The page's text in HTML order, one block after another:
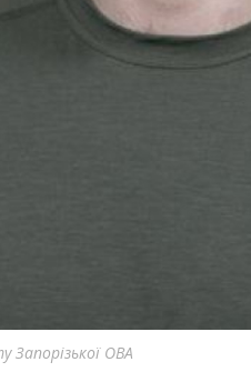
ОВА